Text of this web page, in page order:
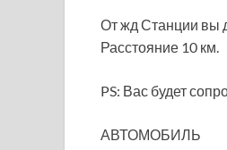
От жд Станции вы
Расстояние 10 км.
PS: Вас будет
АВТОМОБИЛЬ